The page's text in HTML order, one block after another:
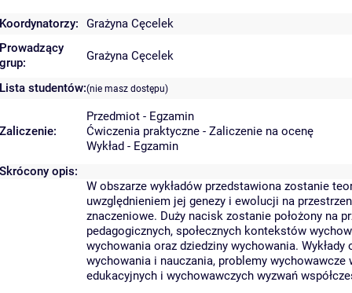
Koordynatorzy:
Grażyna Cęcelek
Prowadzący
grup:
Grażyna Cęcelek
Lista studentów:(nie masz dostępu)
Zaliczenie:
Przedmiot - Egzamin
Ćwiczenia praktyczne - Zaliczenie na ocenę
Wykład - Egzamin
Skrócony opis:
W obszarze wykładów przedstawiona zostanie
uwzględnieniem jej genezy i ewolucji na
znaczeniowe. Duży nacisk zostanie położony na
pedagogicznych, społecznych kontekstów
wychowania oraz dziedziny wychowania.
wychowania i nauczania, problemy
edukacyjnych i wychowawczych wyzwań